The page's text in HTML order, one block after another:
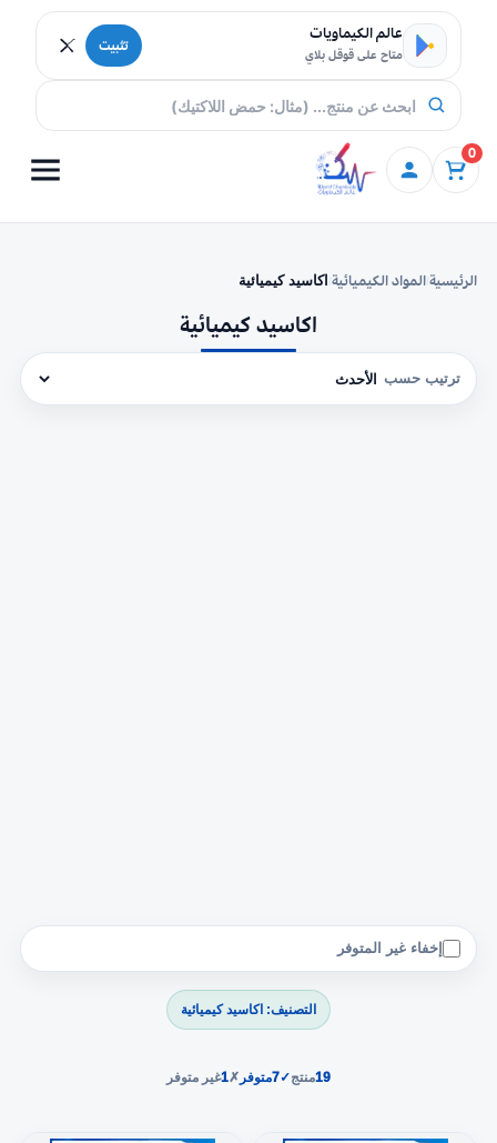
تخطي إلى المحتوى
عالم الكيماويات
متاح على قوقل بلاي تثبيت
0
الرئيسيةالمواد الكيميائية اكاسيد كيميائية
اكاسيد كيميائية
ترتيب حسب
إخفاء غير المتوفر
التصنيف: اكاسيد كيميائية
19منتج✓
7متوفر ✗
1غير متوفر